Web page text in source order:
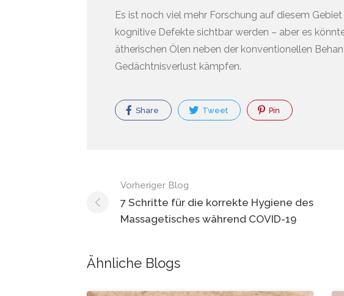
Es ist noch viel mehr Forschung auf diesem
kognitive Defekte sichtbar werden – aber es
ätherischen Ölen neben der konventionellen
Gedächtnisverlust kämpfen.
Share Tweet Pin
Blog
Navigation
Vorheriger Blog
7 Schritte für die korrekte Hygiene des
Massagetisches während COVID-19
Ähnliche Blogs